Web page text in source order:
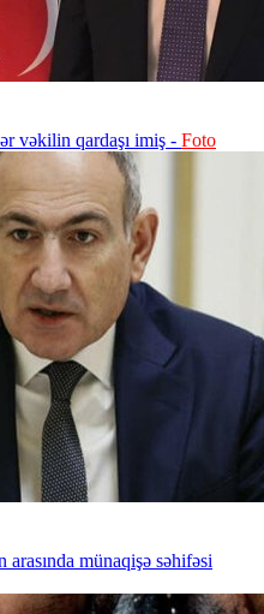
vəkilin qardaşı imiş - Foto
münaqişə səhifəsi